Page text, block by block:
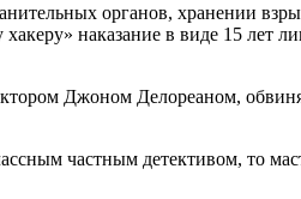
органов, хранении
наказание в виде 15 лет
Джоном Делореаном,
частным детективом, то